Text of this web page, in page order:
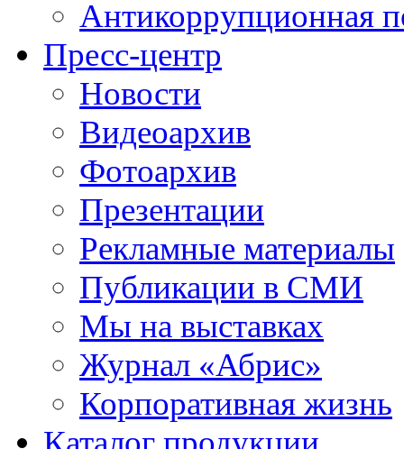
Антикоррупционная
Пресс-центр
Новости
Видеоархив
Фотоархив
Презентации
Рекламные материалы
Публикации в СМИ
Мы на выставках
Журнал «Абрис»
Корпоративная жизнь